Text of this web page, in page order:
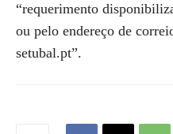
“requerimento
ou pelo endereço de
setubal.pt”.